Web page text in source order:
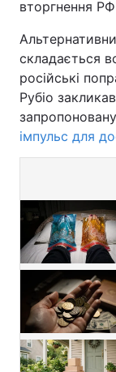
вторгнення РФ
складається
російські
Рубіо
імпульс для